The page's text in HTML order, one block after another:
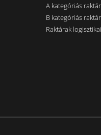
A kategóriás
B kategóriás
Raktárak